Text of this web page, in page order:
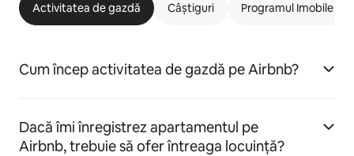
Activitatea de gazdă Câștiguri Programul Imobile
Cum încep activitatea de gazdă pe Airbnb?
Dacă îmi înregistrez apartamentul pe
Airbnb, trebuie să ofer întreaga locuință?